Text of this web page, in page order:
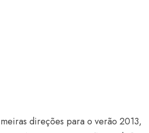
direções para o verão 2013,